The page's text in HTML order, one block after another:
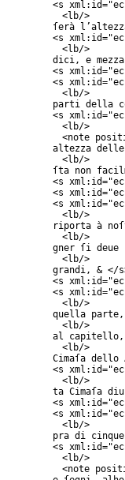
<s xml:id="
<lb/>
ſerà
<s xml:id="
<lb/>
dici, e
<s xml:id="
<s xml:id="
<lb/>
parti della
<s xml:id="
<lb/>
<note
altezza
<lb/>
ſta non
<s xml:id="
<s xml:id="
<s xml:id="
<lb/>
riporta à
<lb/>
gner ſi deue
<lb/>
grandi, & </s
<s xml:id="
<s xml:id="
<lb/>
quella
<lb/>
al capitello,
<lb/>
Cimaſa
<s xml:id="
<lb/>
ta Cimaſa
<s xml:id="
<s xml:id="
<lb/>
pra di
<s xml:id="
<lb/>
<note